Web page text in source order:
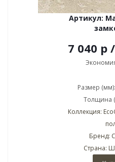
Артикул:
7 040 р
Размер
Толщина
Коллекция:
Бренд:
Страна: